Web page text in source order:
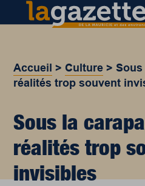
Accueil > Culture >Sous
réalités trop souvent
Sous la
réalités trop
invisibles